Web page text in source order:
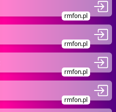
rmfon.pl
rmfon.pl
rmfon.pl
rmfon.pl